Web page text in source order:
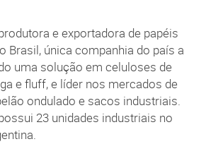
e exportadora de papéis
Brasil, única companhia do país a
uma solução em celuloses de
e fluff, e líder nos mercados de
ondulado e sacos industriais.
23 unidades industriais no